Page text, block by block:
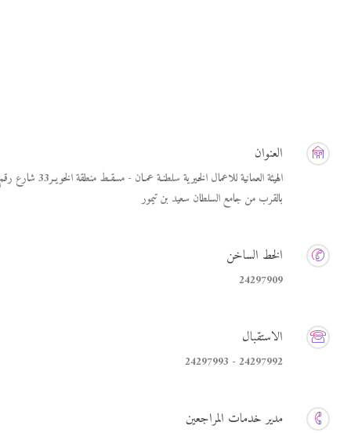
العنوان
بالقرب من جامع السلطان سعيد بن تيمور
الخط الساخن
24297909
الاستقبال
24297992 - 24297993
مدير خدمات المراجعين